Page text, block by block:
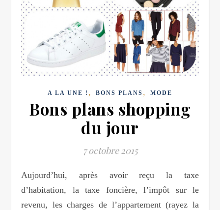
A LA UNE ! , BONS PLANS , MODE
Bons plans shopping
du jour
7 octobre 2015
Aujourd’hui, après avoir reçu la taxe
d’habitation, la taxe foncière, l’impôt sur le
revenu, les charges de l’appartement (rayez la